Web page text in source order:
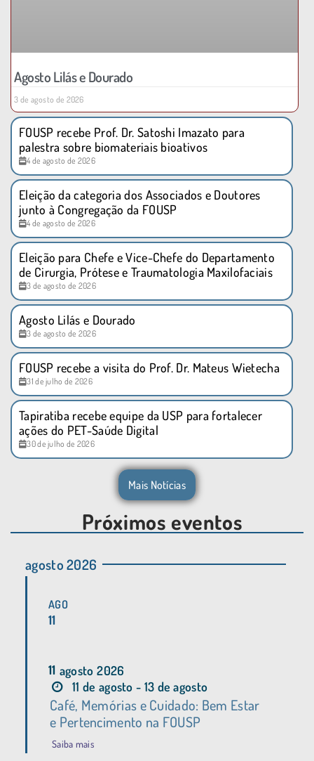
Agosto Lilás e Dourado
3 de agosto de 2026
FOUSP recebe Prof. Dr. Satoshi Imazato para
palestra sobre biomateriais bioativos
4 de agosto de 2026
Eleição da categoria dos Associados e Doutores
junto à Congregação da FOUSP
4 de agosto de 2026
Eleição para Chefe e Vice-Chefe do Departamento
de Cirurgia, Prótese e Traumatologia Maxilofaciais
3 de agosto de 2026
Agosto Lilás e Dourado
3 de agosto de 2026
FOUSP recebe a visita do Prof. Dr. Mateus Wietecha
31 de julho de 2026
Tapiratiba recebe equipe da USP para fortalecer
ações do PET-Saúde Digital
30 de julho de 2026
Mais Notícias
Próximos eventos
agosto 2026
AGO
11
11 agosto 2026
11 de agosto - 13 de agosto
Café, Memórias e Cuidado: Bem Estar
e Pertencimento na FOUSP
Saiba mais